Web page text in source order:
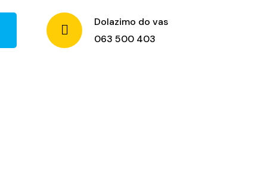
Dolazimo do vas
063 500 403